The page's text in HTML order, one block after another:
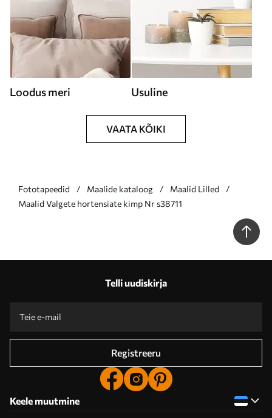
Loodus meri Usuline
VAATA KÕIKI
Fototapeedid Maalide kataloog
Maalid Lilled
Maalid Valgete hortensiate kimp Nr s38711
Telli uudiskirja
Registreeru
Keele muutmine